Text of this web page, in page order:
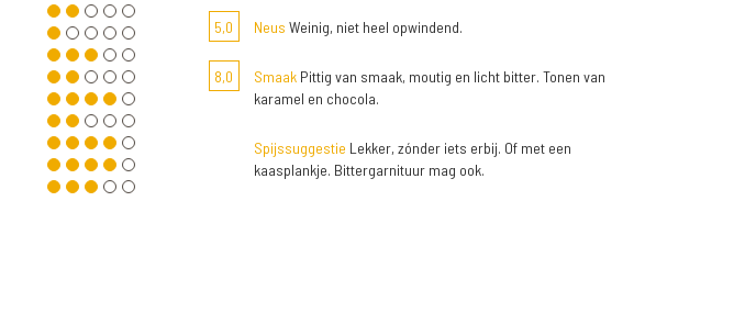
5,0 Neus Weinig, niet heel opwindend.
8,0 SmaakPittig van smaak, moutig en licht bitter. Tonen van
karamel en chocola.
Spijssuggestie Lekker, zónder iets erbij. Of met een
kaasplankje. Bittergarnituur mag ook.